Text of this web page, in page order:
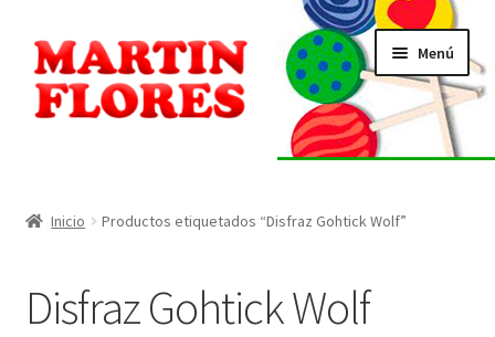
Ir
la
navegación
Ir
al
contenido
Menú
Tienda
Inicio Productos etiquetados “Disfraz Gohtick Wolf”
Disfraz Gohtick Wolf